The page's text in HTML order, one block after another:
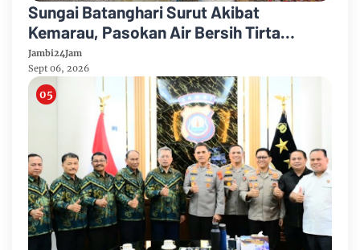
Sungai Batanghari Surut Akibat
Kemarau, Pasokan Air Bersih Tirta
Mayang Jambi Keruh
Jambi24Jam
Sept 06, 2026